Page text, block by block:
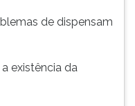
de dispensam
existência da